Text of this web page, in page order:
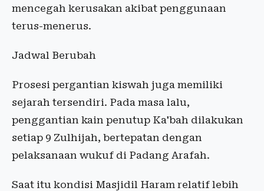
mencegah kerusakan akibat penggunaan
terus-menerus.
Jadwal Berubah
Prosesi pergantian kiswah juga memiliki
sejarah tersendiri. Pada masa lalu,
penggantian kain penutup Ka'bah dilakukan
setiap 9 Zulhijah, bertepatan dengan
pelaksanaan wukuf di Padang Arafah.
Saat itu kondisi Masjidil Haram relatif lebih